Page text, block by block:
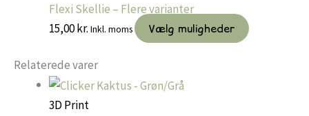
Flexi Skellie – Flere varianter
15,00kr. Inkl. moms Vælg muligheder
Dette
Relaterede varer
3D Print